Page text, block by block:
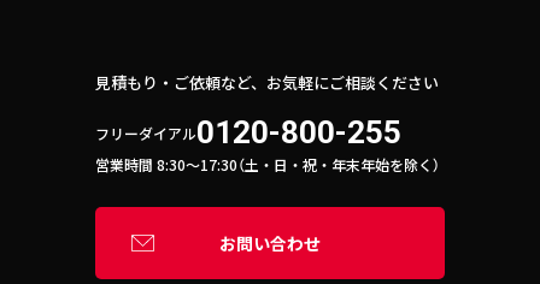
見積もり・ご依頼など、お気軽にご相談ください
フリーダイアル0120-800-255
営業時間 8:30〜17:30（土・日・祝・年末年始を除く）
お問い合わせ